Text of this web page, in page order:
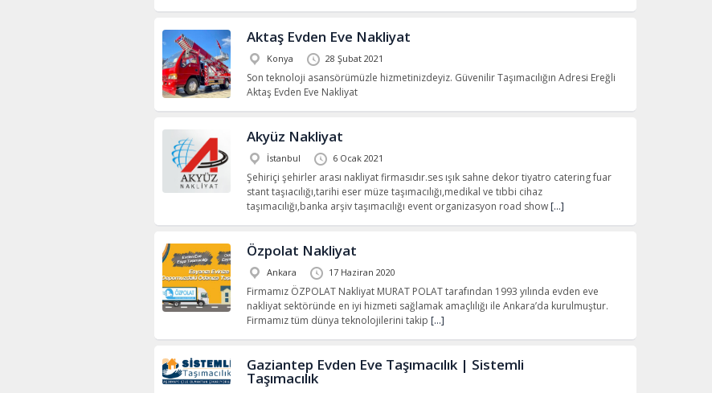
Aktaş Evden Eve Nakliyat
Konya 28 Şubat 2021
Son teknoloji asansörümüzle hizmetinizdeyiz. Güvenilir Taşımacılığın Adresi Ereğli
Aktaş Evden Eve Nakliyat
Akyüz Nakliyat
İstanbul 6 Ocak 2021
Şehiriçi şehirler arası nakliyat firmasıdır.ses ışık sahne dekor tiyatro catering fuar
stant taşıacılığı,tarihi eser müze taşımacılığı,medikal ve tıbbi cihaz
taşımacılığı,banka arşiv taşımacılığı event organizasyon road show […]
Özpolat Nakliyat
Ankara 17 Haziran 2020
Firmamız ÖZPOLAT Nakliyat MURAT POLAT tarafından 1993 yılında evden eve
nakliyat sektöründe en iyi hizmeti sağlamak amaçlılığı ile Ankara’da kurulmuştur.
Firmamız tüm dünya teknolojilerini takip […]
Gaziantep Evden Eve Taşımacılık | Sistemli
Taşımacılık